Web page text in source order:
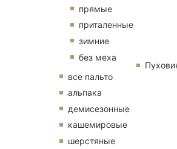
прямые
приталенные
зимние
без меха
все пальто
альпака
демисезонные
кашемировые
шерстяные